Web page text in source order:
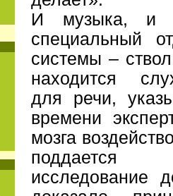
И музыка, и
специальный
системы –
находится
для речи,
времени
мозга
поддается
исследование